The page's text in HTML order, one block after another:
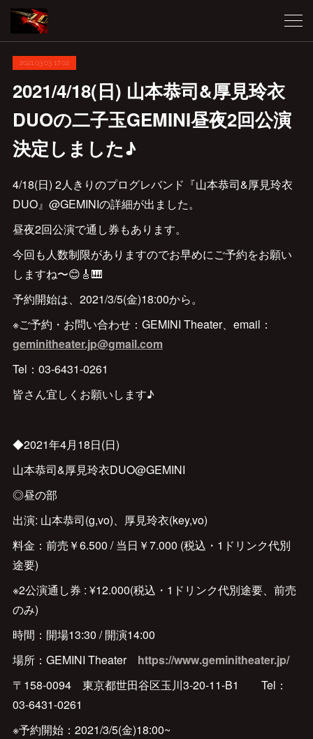
2021.03.03 17:02
2021/4/18(日) 山本恭司&厚見玲衣
DUOの二子玉GEMINI昼夜2回公演
決定しました♪
4/18(日) 2人きりのプログレバンド『山本恭司&厚見玲衣
DUO』@GEMINIの詳細が出ました。
昼夜2回公演で通し券もあります。
今回も人数制限がありますのでお早めにご予約をお願い
しますね〜😊🎸🎹
予約開始は、2021/3/5(金)18:00から。
※ご予約・お問い合わせ：GEMINI Theater、email：
geminitheater.jp@gmail.com
Tel：03-6431-0261
皆さん宜しくお願いします♪
◆2021年4月18日(日)
山本恭司&厚見玲衣DUO@GEMINI
◎昼の部
出演: 山本恭司(g,vo)、厚見玲衣(key,vo)
料金：前売￥6.500 / 当日￥7.000 (税込・1ドリンク代別
途要)
※2公演通し券 : ¥12.000(税込・1ドリンク代別途要、前売
のみ)
時間：開場13:30 / 開演14:00
場所：GEMINI Theater https://www.geminitheater.jp/
〒158-0094 東京都世田谷区玉川3-20-11-B1 Tel：
03-6431-0261
※予約開始：2021/3/5(金)18:00~